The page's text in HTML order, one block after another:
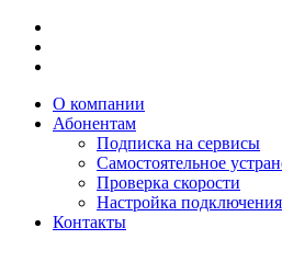
О компании
Абонентам
Подписка на сервисы
Самостоятельное
Проверка скорости
Настройка подключения
Контакты